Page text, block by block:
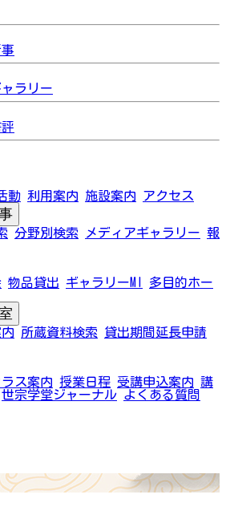
ラリー
動 利用案内 施設案内 アクセス
分野別検索 メディアギャラリー 報
物品貸出 ギャラリーMI
多目的ホー
所蔵資料検索
貸出期間延長申請
ラス案内 授業日程 受講申込案内 講
世宗学堂ジャーナル よくある質問